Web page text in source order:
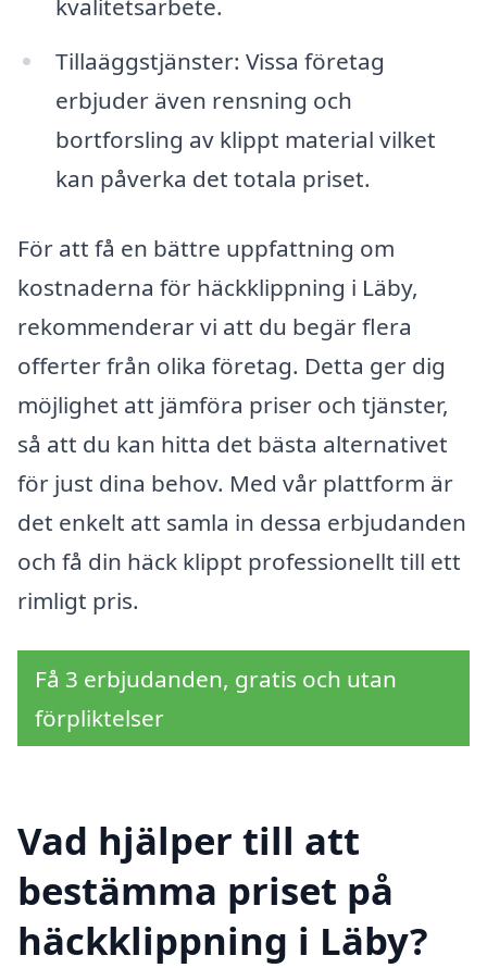
kvalitetsarbete.
Tillaäggstjänster: Vissa företag
erbjuder även rensning och
bortforsling av klippt material vilket
kan påverka det totala priset.
För att få en bättre uppfattning om
kostnaderna för häckklippning i Läby,
rekommenderar vi att du begär flera
offerter från olika företag. Detta ger dig
möjlighet att jämföra priser och tjänster,
så att du kan hitta det bästa alternativet
för just dina behov. Med vår plattform är
det enkelt att samla in dessa erbjudanden
och få din häck klippt professionellt till ett
rimligt pris.
Få 3 erbjudanden, gratis och utan
förpliktelser
Vad hjälper till att
bestämma priset på
häckklippning i Läby?